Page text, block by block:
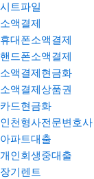
시트파일
소액결제
휴대폰소액결제
핸드폰소액결제
소액결제현금화
소액결제상품권
카드현금화
인천형사전문변호사
아파트대출
개인회생중대출
장기렌트